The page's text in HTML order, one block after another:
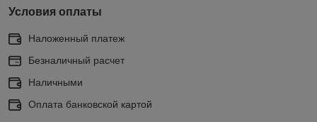
Условия оплаты
Наложенный платеж
Безналичный расчет
Наличными
Оплата банковской картой